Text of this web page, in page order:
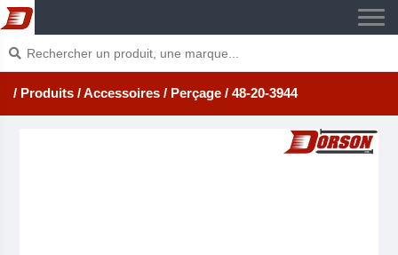
/ Produits / Accessoires / Perçage / 48-20-3944